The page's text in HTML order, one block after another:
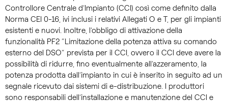
Controllore Centrale d’Impianto (CCI) così come definito dalla
Norma CEI 0-16, ivi inclusi i relativi Allegati O e T, per gli impianti
esistenti e nuovi. Inoltre, l’obbligo di attivazione della
funzionalità PF2 “Limitazione della potenza attiva su comando
esterno del DSO” prevista per il CCI, ovvero il CCI deve avere la
possibilità di ridurre, fino eventualmente all’azzeramento, la
potenza prodotta dall’impianto in cui è inserito in seguito ad un
segnale ricevuto dai sistemi di e-distribuzione. I produttori
sono responsabili dell’installazione e manutenzione del CCI e